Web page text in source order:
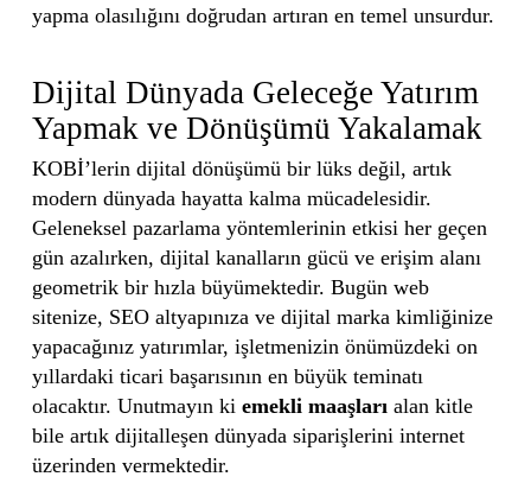
yapma olasılığını doğrudan artıran en temel unsurdur.
Dijital Dünyada Geleceğe Yatırım
Yapmak ve Dönüşümü Yakalamak
KOBİ’lerin dijital dönüşümü bir lüks değil, artık
modern dünyada hayatta kalma mücadelesidir.
Geleneksel pazarlama yöntemlerinin etkisi her geçen
gün azalırken, dijital kanalların gücü ve erişim alanı
geometrik bir hızla büyümektedir. Bugün web
sitenize, SEO altyapınıza ve dijital marka kimliğinize
yapacağınız yatırımlar, işletmenizin önümüzdeki on
yıllardaki ticari başarısının en büyük teminatı
olacaktır. Unutmayın ki emekli maaşlarıalan kitle
bile artık dijitalleşen dünyada siparişlerini internet
üzerinden vermektedir.